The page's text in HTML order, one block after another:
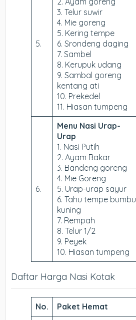
5.
3. Telur suwir
4. Mie goreng
5. Kering tempe
6. Srondeng daging
7. Sambel
8. Kerupuk udang
9. Sambal goreng
kentang ati
10. Prekedel
11. Hiasan tumpeng
6.
Menu Nasi Urap-
Urap
1. Nasi Putih
2. Ayam Bakar
3. Bandeng goreng
4. Mie Goreng
5. Urap-urap sayur
6. Tahu tempe bumbu
kuning
7. Rempah
8. Telur 1/2
9. Peyek
10. Hiasan tumpeng
Daftar Harga Nasi Kotak
No. Paket Hemat